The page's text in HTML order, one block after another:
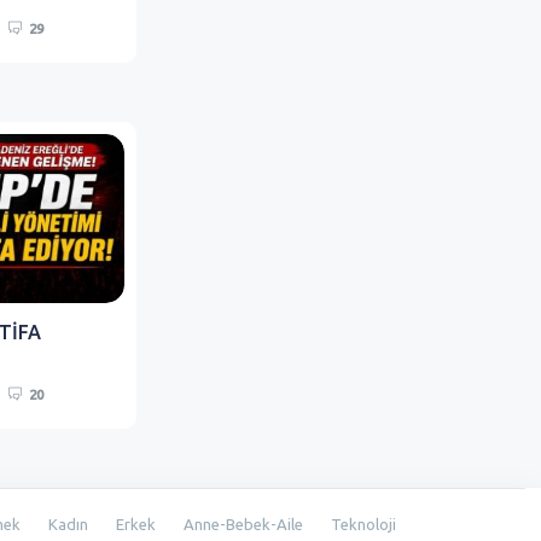
29
20
Kadın Erkek Anne-Bebek-Aile Teknoloji